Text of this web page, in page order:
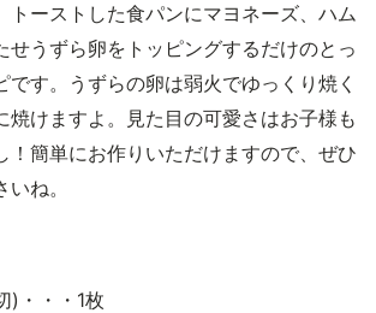
トーストした食パンにマヨネーズ、ハム
せうずら卵をトッピングするだけのとっ
です。うずらの卵は弱火でゆっくり焼く
焼けますよ。見た目の可愛さはお子様も
！簡単にお作りいただけますので、ぜひ
ね。
)・・・1枚